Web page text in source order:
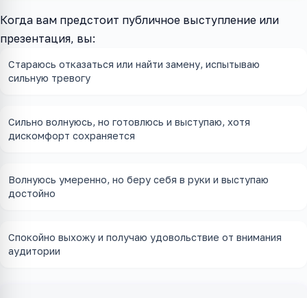
Когда вам предстоит публичное выступление или
презентация, вы:
Стараюсь отказаться или найти замену, испытываю
сильную тревогу
Сильно волнуюсь, но готовлюсь и выступаю, хотя
дискомфорт сохраняется
Волнуюсь умеренно, но беру себя в руки и выступаю
достойно
Спокойно выхожу и получаю удовольствие от внимания
аудитории